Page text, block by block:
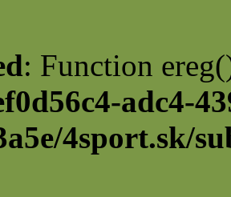
: Function
adc4-
4sport.sk/